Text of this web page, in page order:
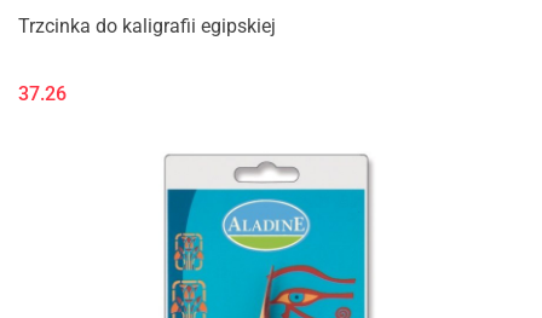
Trzcinka do kaligrafii egipskiej
37.26